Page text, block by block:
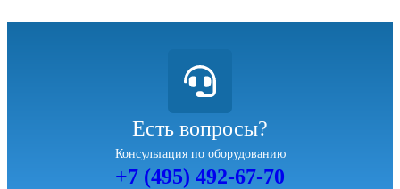
Есть вопросы?
Консультация по оборудованию
+7 (495) 492-67-70